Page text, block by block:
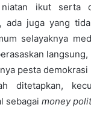
ikut serta
ada juga yang
selayaknya
pesta
sebagai money